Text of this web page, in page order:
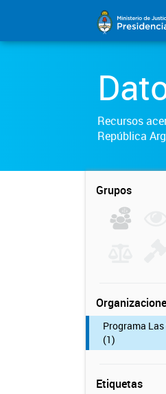
Recursos
República
Grupos
Programa
(1)
Etiquetas